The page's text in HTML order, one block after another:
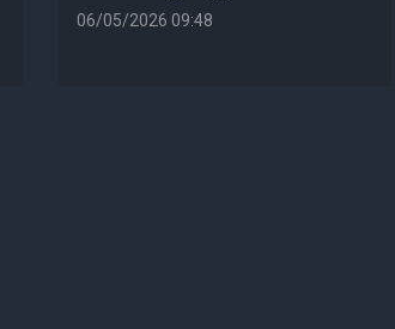
06/05/2026 09:48